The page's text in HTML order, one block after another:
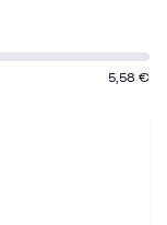
5,58 €